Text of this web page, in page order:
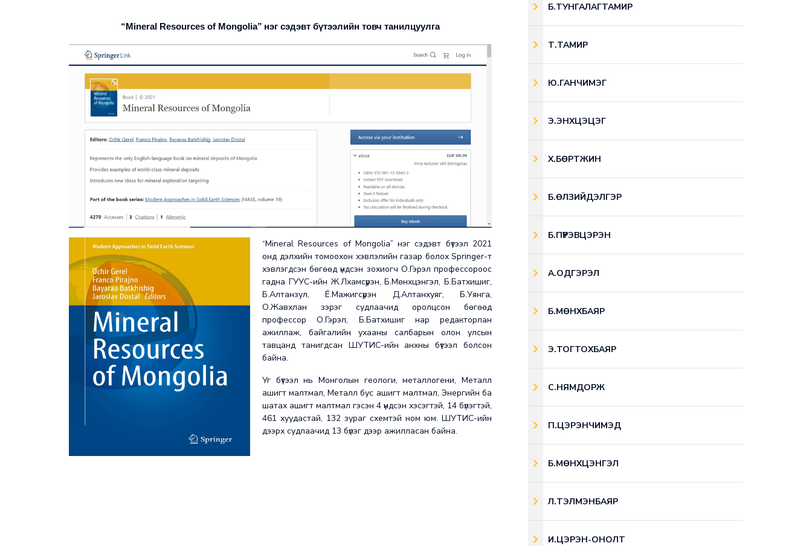
“Mineral Resources of Mongolia” нэг сэдэвт бүтээлийн товч танилцуулга
“Mineral Resources of Mongolia” нэг сэдэвт бүтээл 2021
онд дэлхийн томоохон хэвлэлийн газар болох Springer-т
хэвлэгдсэн бөгөөд үндсэн зохиогч О.Гэрэл профессороос
гадна ГУУС-ийн Ж.Лхамсүрэн, Б.Мөнхцэнгэл, Б.Батхишиг,
Б.Алтанзул, Ё.Мажигсүрэн Д.Алтанхуяг, Б.Уянга,
О.Жавхлан зэрэг судлаачид оролцсон бөгөөд
профессор О.Гэрэл, Б.Батхишиг нар редакторлан
ажиллаж, байгалийн ухааны салбарын олон улсын
тавцанд танигдсан ШУТИС-ийн анхны бүтээл болсон
байна.
Уг бүтээл нь Монголын геологи, металлогени, Металл
ашигт малтмал, Металл бус ашигт малтмал, Энергийн ба
шатах ашигт малтмал гэсэн 4 үндсэн хэсэгтэй, 14 бүлэгтэй,
461 хуудастай, 132 зураг схемтэй ном юм. ШУТИС-ийн
дээрх судлаачид 13 бүлэг дээр ажилласан байна.
Б.ТУНГАЛАГТАМИР
Т.ТАМИР
Ю.ГАНЧИМЭГ
Э.ЭНХЦЭЦЭГ
Х.БӨРТЖИН
Б.ӨЛЗИЙДЭЛГЭР
Б.ПҮРЭВЦЭРЭН
А.ОДГЭРЭЛ
Б.МӨНХБАЯР
Э.ТОГТОХБАЯР
С.НЯМДОРЖ
П.ЦЭРЭНЧИМЭД
Б.МӨНХЦЭНГЭЛ
Л.ТЭЛМЭНБАЯР
И.ЦЭРЭН-ОНОЛТ